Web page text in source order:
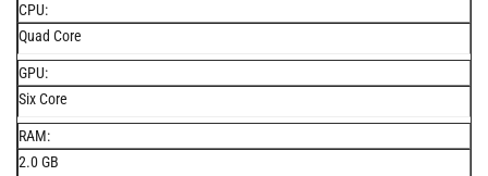
CPU:
Quad Core
GPU:
Six Core
RAM:
2.0 GB